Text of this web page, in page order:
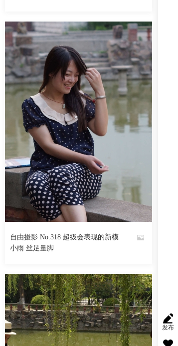
发布
512 阅读 回复
By
自由摄影 No.318 超级会表现的新模
小雨 丝足量脚